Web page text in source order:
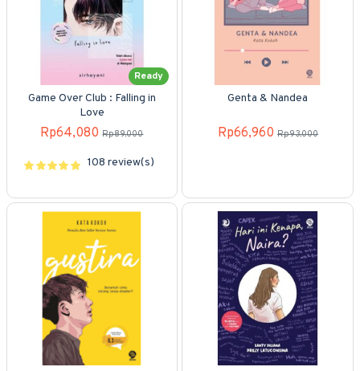
Ready
Game Over Club : Falling in
Love
Rp64,080 Rp89,000
108 review(s)
Genta & Nandea
Rp66,960 Rp93,000